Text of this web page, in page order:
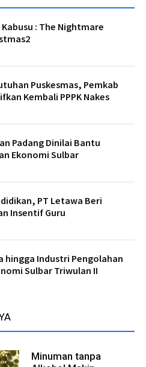
Kabusu : The Nightmare
Puskesmas, Pemkab
Kembali PPPK Nakes
Padang Dinilai Bantu
Ekonomi Sulbar
PT Letawa Beri
Insentif Guru
hingga Industri Pengolahan
Sulbar Triwulan II
Minuman tanpa